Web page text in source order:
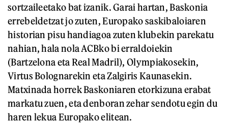
sortzaileetako bat izanik. Garai hartan, Baskonia
errebeldetzat jo zuten, Europako saskibaloiaren
historian pisu handiagoa zuten klubekin parekatu
nahian, hala nola ACBko bi erraldoiekin
(Bartzelona eta Real Madril), Olympiakosekin,
Virtus Bolognarekin eta Zalgiris Kaunasekin.
Matxinada horrek Baskoniaren etorkizuna erabat
markatu zuen, eta denboran zehar sendotu egin du
haren lekua Europako elitean.